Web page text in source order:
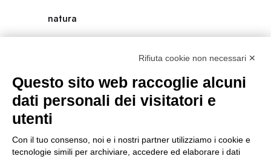
natura
scienza
universolocale
viedellaseta
Rifiuta cookie non necessari ✕
Questo sito web raccoglie alcuni
dati personali dei visitatori e
utenti
Con il tuo consenso, noi e i nostri partner utilizziamo i cookie e
tecnologie simili per archiviare, accedere ed elaborare i dati